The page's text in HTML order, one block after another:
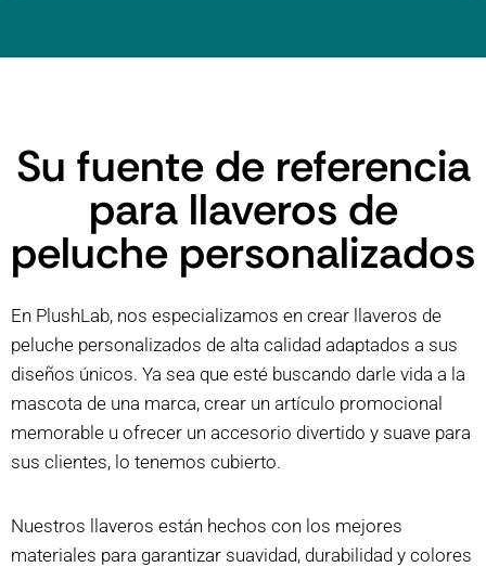
Su fuente de referencia
para llaveros de
peluche personalizados
En PlushLab, nos especializamos en crear llaveros de
peluche personalizados de alta calidad adaptados a sus
diseños únicos. Ya sea que esté buscando darle vida a la
mascota de una marca, crear un artículo promocional
memorable u ofrecer un accesorio divertido y suave para
sus clientes, lo tenemos cubierto.
Nuestros llaveros están hechos con los mejores
materiales para garantizar suavidad, durabilidad y colores